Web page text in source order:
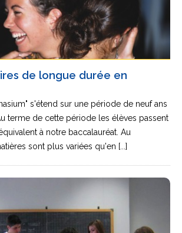
de longue durée en
s'étend sur une période de neuf ans
terme de cette période les élèves passent
à notre baccalauréat. Au
sont plus variées qu'en [...]